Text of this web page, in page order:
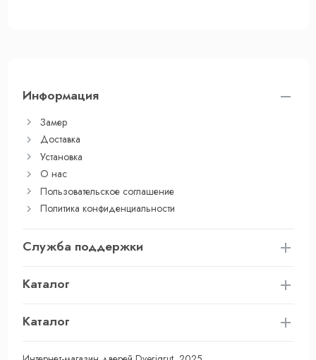
Информация
Замер
Доставка
Установка
О нас
Пользовательское соглашение
Политика конфиденциальности
Служба поддержки
Каталог
Каталог